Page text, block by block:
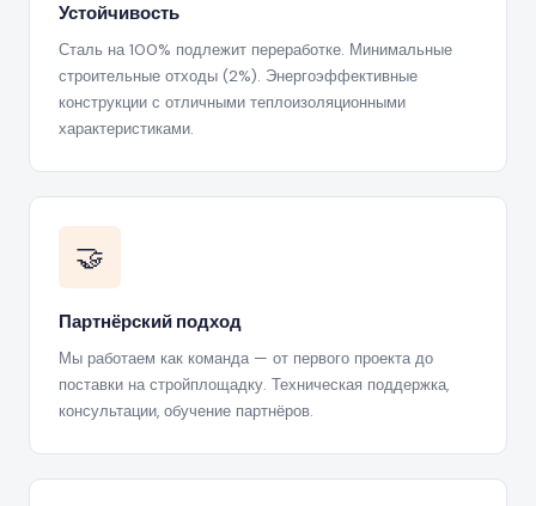
Устойчивость
Сталь на 100% подлежит переработке. Минимальные
строительные отходы (2%). Энергоэффективные
конструкции с отличными теплоизоляционными
характеристиками.
🤝
Партнёрский подход
Мы работаем как команда — от первого проекта до
поставки на стройплощадку. Техническая поддержка,
консультации, обучение партнёров.